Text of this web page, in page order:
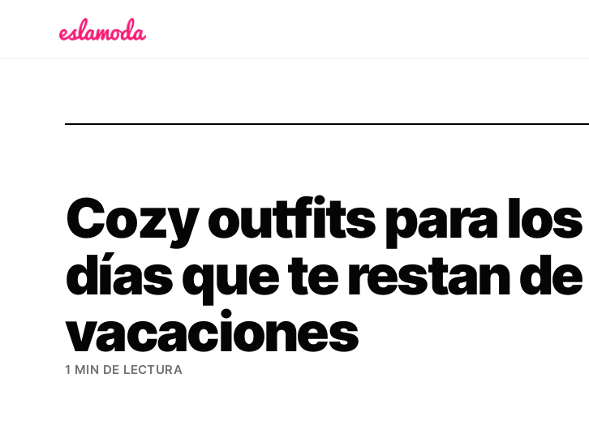
Cozy outfits para los
días que te restan de
vacaciones
1 MIN DE LECTURA